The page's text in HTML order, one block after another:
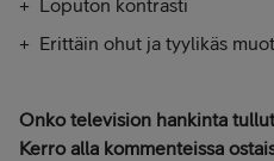
+ Loputon kontrasti
+ Erittäin ohut ja tyylikäs
Onko television hankinta
Kerro alla kommenteissa